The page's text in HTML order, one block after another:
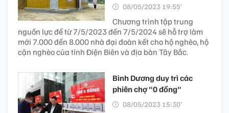
08/05/2023 19:55’
Chương trình tập trung
nguồn lực để từ 7/5/2023 đến 7/5/2024 sẽ hỗ trợ làm
mới 7.000 đến 8.000 nhà đại đoàn kết cho hộ nghèo, hộ
cận nghèo của tỉnh Điện Biên và địa bàn Tây Bắc.
Bình Dương duy trì các
phiên chợ "0 đồng"
08/05/2023 15:30’